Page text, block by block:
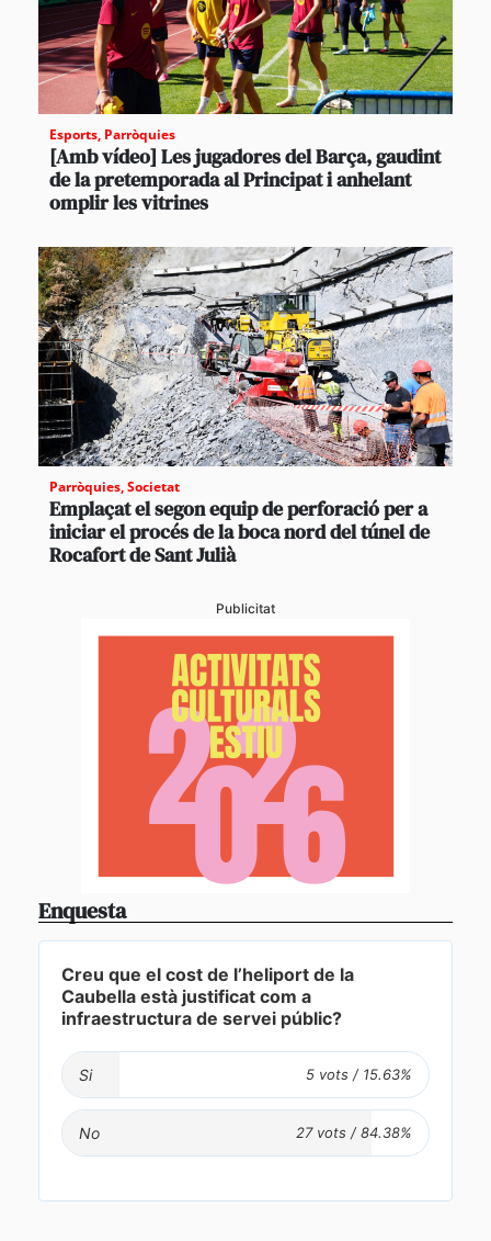
Esports, Parròquies
[Amb vídeo] Les jugadores del Barça, gaudint
de la pretemporada al Principat i anhelant
omplir les vitrines
Parròquies,Societat
Emplaçat el segon equip de perforació per a
iniciar el procés de la boca nord del túnel de
Rocafort de Sant Julià
Publicitat
Enquesta
Creu que el cost de l’heliport de la
Caubella està justificat com a
infraestructura de servei públic?
Si
No